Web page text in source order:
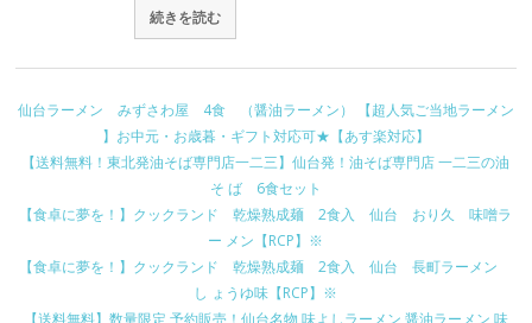
続きを読む
仙台ラーメン みずさわ屋 4食 （醤油ラーメン） 【超人気ご当地ラーメン
】お中元・お歳暮・ギフト対応可★【あす楽対応】
【送料無料！東北発油そば専門店一二三】仙台発！油そば専門店 一二三の油
そ ば 6食セット
【食卓に夢を！】クックランド 乾燥熟成麺 2食入 仙台 おり久 味噌ラ
ー メン【RCP】※
【食卓に夢を！】クックランド 乾燥熟成麺 2食入 仙台 長町ラーメン
し ょうゆ味【RCP】※
【送料無料】数量限定 予約販売！仙台名物 味よしラーメン 醤油ラーメン 味